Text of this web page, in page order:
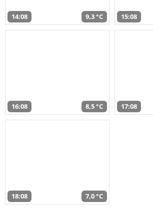
14:08 9,3 °C 15:08
16:08 8,5 °C 17:08
18:08 7,0 °C